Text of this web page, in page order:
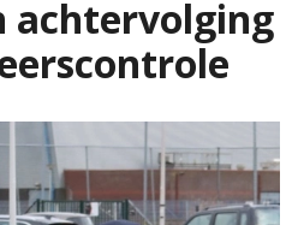
achtervolging